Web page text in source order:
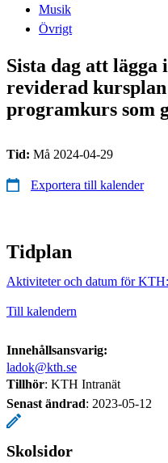
Musik
Övrigt
Sista dag att lägga
reviderad
programkurs som
Tid: Må 2024-04-29
Exportera till kalender
Tidplan
Aktiviteter och datum för
Till kalendern
Innehållsansvarig:
ladok@kth.se
Tillhör: KTH Intranät
Senast ändrad: 2023-05-12
Skolsidor